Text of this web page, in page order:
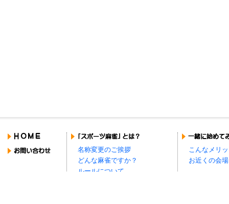
名称変更のご挨拶
どんな麻雀ですか？
ルールについて
こんなメリ
お近くの会